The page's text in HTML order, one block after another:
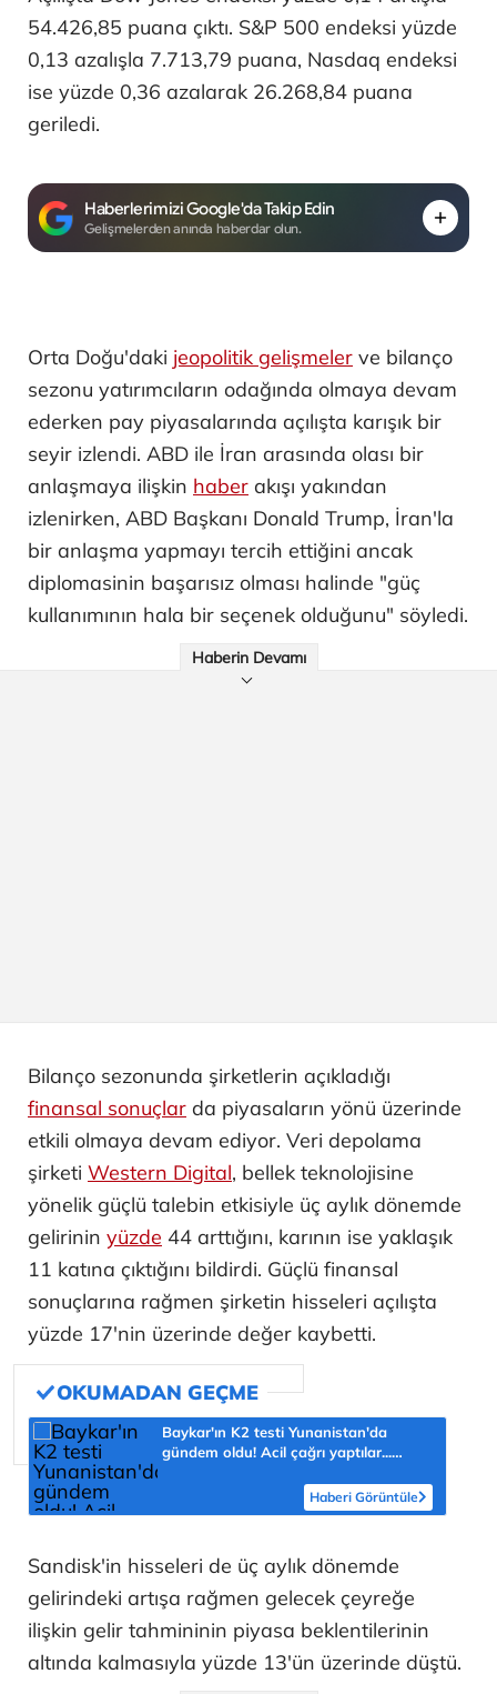
54.426,85 puana çıktı. S&P 500 endeksi yüzde
0,13 azalışla 7.713,79 puana, Nasdaq endeksi
ise yüzde 0,36 azalarak 26.268,84 puana
geriledi.
Haberlerimizi Google'da Takip Edin
Gelişmelerden anında haberdar olun.
Orta Doğu'daki jeopolitik gelişmeler ve bilanço
sezonu yatırımcıların odağında olmaya devam
ederken pay piyasalarında açılışta karışık bir
seyir izlendi. ABD ile İran arasında olası bir
anlaşmaya ilişkin haber akışı yakından
izlenirken, ABD Başkanı Donald Trump, İran'la
bir anlaşma yapmayı tercih ettiğini ancak
diplomasinin başarısız olması halinde "güç
kullanımının hala bir seçenek olduğunu" söyledi.
Haberin Devamı
Bilanço sezonunda şirketlerin açıkladığı
finansal sonuçlar da piyasaların yönü üzerinde
etkili olmaya devam ediyor. Veri depolama
şirketi Western Digital, bellek teknolojisine
yönelik güçlü talebin etkisiyle üç aylık dönemde
gelirinin yüzde 44 arttığını, karının ise yaklaşık
11 katına çıktığını bildirdi. Güçlü finansal
sonuçlarına rağmen şirketin hisseleri açılışta
yüzde 17'nin üzerinde değer kaybetti.
Baykar'ın K2 testi Yunanistan'da
gündem oldu! Acil çağrı yaptılar...
Haberi Görüntüle
Sandisk'in hisseleri de üç aylık dönemde
gelirindeki artışa rağmen gelecek çeyreğe
ilişkin gelir tahmininin piyasa beklentilerinin
altında kalmasıyla yüzde 13'ün üzerinde düştü.